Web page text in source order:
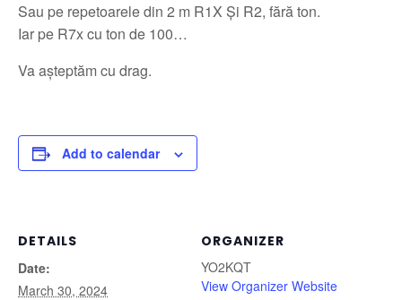
Sau pe repetoarele din 2 m R1X Și R2, fără ton.
Iar pe R7x cu ton de 100…
Va așteptăm cu drag.
Add to calendar
DETAILS
Date:
March 30, 2024
ORGANIZER
YO2KQT
View Organizer Website